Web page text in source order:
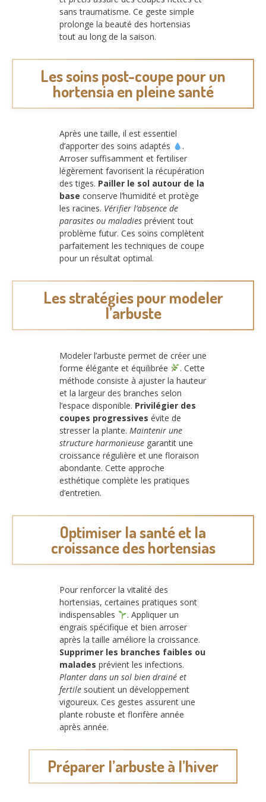
sans traumatisme. Ce geste simple
prolonge la beauté des hortensias
tout au long de la saison.
Les soins post-coupe pour un
hortensia en pleine santé
Après une taille, il est essentiel
d’apporter des soins adaptés
.
Arroser suffisamment et fertiliser
légèrement favorisent la récupération
des tiges. Pailler le sol autour de la
base conserve l’humidité et protège
les racines. Vérifier l’absence de
parasites ou maladies prévient tout
problème futur. Ces soins complètent
parfaitement les techniques de coupe
pour un résultat optimal.
Les stratégies pour modeler
l’arbuste
Modeler l’arbuste permet de créer une
forme élégante et équilibrée
. Cette
méthode consiste à ajuster la hauteur
et la largeur des branches selon
l’espace disponible. Privilégier des
coupes progressives évite de
stresser la plante. Maintenir une
structure harmonieuse garantit une
croissance régulière et une floraison
abondante. Cette approche
esthétique complète les pratiques
d’entretien.
Optimiser la santé et la
croissance des hortensias
Pour renforcer la vitalité des
hortensias, certaines pratiques sont
indispensables
. Appliquer un
engrais spécifique et bien arroser
après la taille améliore la croissance.
Supprimer les branches faibles ou
malades prévient les infections.
Planter dans un sol bien drainé et
fertile soutient un développement
vigoureux. Ces gestes assurent une
plante robuste et florifère année
après année.
Préparer l’arbuste à l’hiver